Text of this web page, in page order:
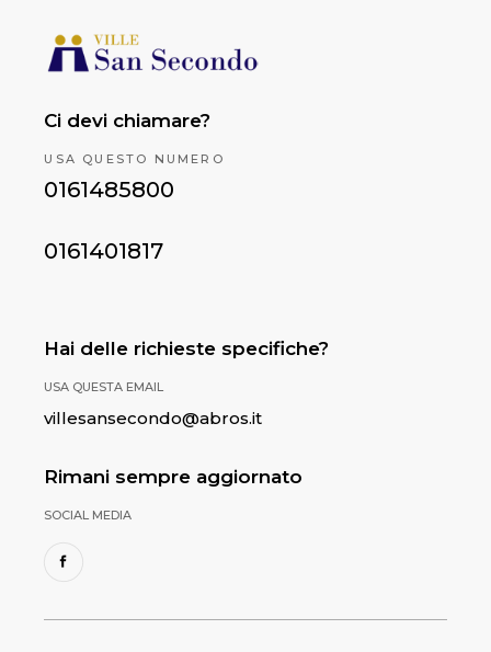
Ci devi chiamare?
USA QUESTO NUMERO
0161485800
0161401817
Hai delle richieste specifiche?
USA QUESTA EMAIL
villesansecondo@abros.it
Rimani sempre aggiornato
SOCIAL MEDIA